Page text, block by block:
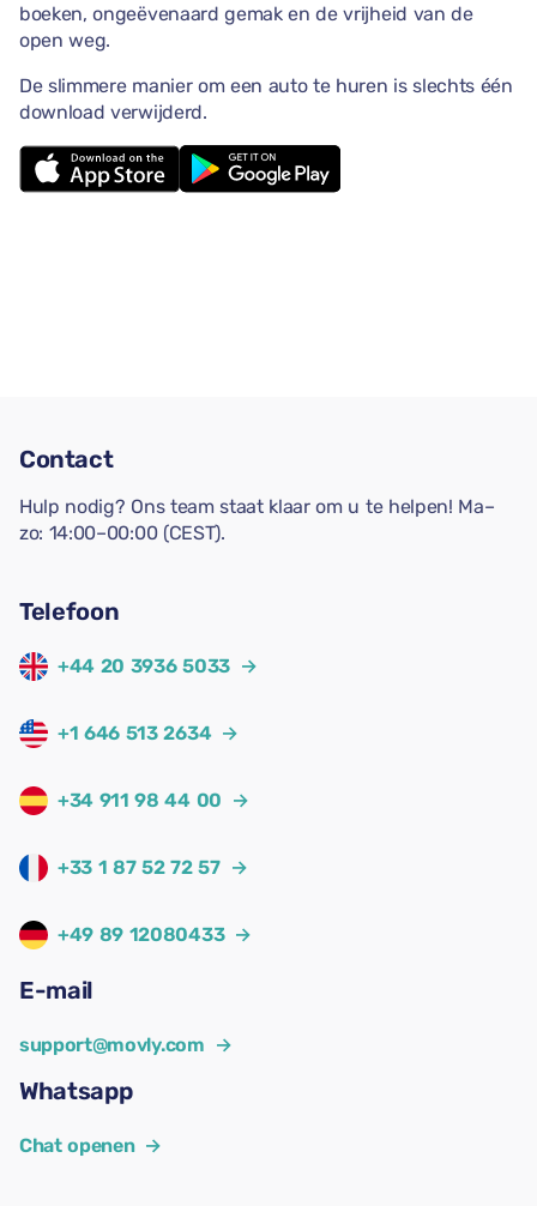
boeken, ongeëvenaard gemak en de vrijheid van de
open weg.
De slimmere manier om een auto te huren is slechts één
download verwijderd.
Contact
Hulp nodig? Ons team staat klaar om u te helpen! Ma–
zo: 14:00–00:00 (CEST).
Telefoon
+44 20 3936 5033 →
+1 646 513 2634 →
+34 911 98 44 00 →
+33 1 87 52 72 57 →
+49 89 12080433 →
E-mail
support@movly.com →
Whatsapp
Chat openen →